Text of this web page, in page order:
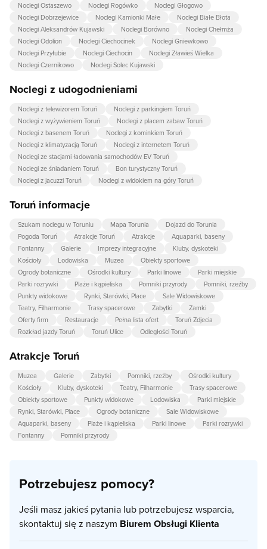
Noclegi Ostaszewo
Noclegi Rogówko
Noclegi Głogowo
Noclegi Dobrzejewice
Noclegi Kamionki Małe
Noclegi Białe Błota
Noclegi Aleksandrów Kujawski
Noclegi Borówno
Noclegi Chełmża
Noclegi Odolion
Noclegi Ciechocinek
Noclegi Gniewkowo
Noclegi Przyłubie
Noclegi Ciechocin
Noclegi Zławieś Wielka
Noclegi Czernikowo
Noclegi Solec Kujawski
Noclegi z udogodnieniami
Noclegi z telewizorem Toruń
Noclegi z parkingiem Toruń
Noclegi z wyżywieniem Toruń
Noclegi z placem zabaw Toruń
Noclegi z basenem Toruń
Noclegi z kominkiem Toruń
Noclegi z klimatyzacją Toruń
Noclegi z internetem Toruń
Noclegi ze stacjami ładowania samochodów EV Toruń
Noclegi ze śniadaniem Toruń
Bon turystyczny Toruń
Noclegi z jacuzzi Toruń
Noclegi z widokiem na góry Toruń
Toruń informacje
Szukam noclegu w Toruniu Mapa Torunia
Dojazd do Torunia
Pogoda Toruń
Atrakcje Toruń Atrakcje
Aquaparki, baseny
Fontanny
Galerie Imprezy integracyjne
Kluby, dyskoteki
Kościoły
Lodowiska Muzea
Obiekty sportowe
Ogrody botaniczne
Ośrodki kultury Parki linowe
Parki miejskie
Parki rozrywki
Plaże i kąpieliska Pomniki przyrody
Pomniki, rzeźby
Punkty widokowe
Rynki, Starówki, Place
Sale Widowiskowe
Teatry, Filharmonie
Trasy spacerowe Zabytki
Zamki
Oferty firm
Restauracje Pełna lista ofert
Toruń Zdjecia
Rozkład jazdy Toruń
Toruń Ulice Odległości Toruń
Atrakcje Toruń
Muzea Galerie Zabytki Pomniki, rzeźby
Ośrodki kultury
Kościoły
Kluby, dyskoteki Teatry, Filharmonie
Trasy spacerowe
Obiekty sportowe
Punkty widokowe Lodowiska
Parki miejskie
Rynki, Starówki, Place
Ogrody botaniczne
Sale Widowiskowe
Aquaparki, baseny
Plaże i kąpieliska Parki linowe
Parki rozrywki
Fontanny
Pomniki przyrody
Potrzebujesz pomocy?
Jeśli masz jakieś pytania lub potrzebujesz wsparcia,
skontaktuj się z naszym Biurem Obsługi Klienta